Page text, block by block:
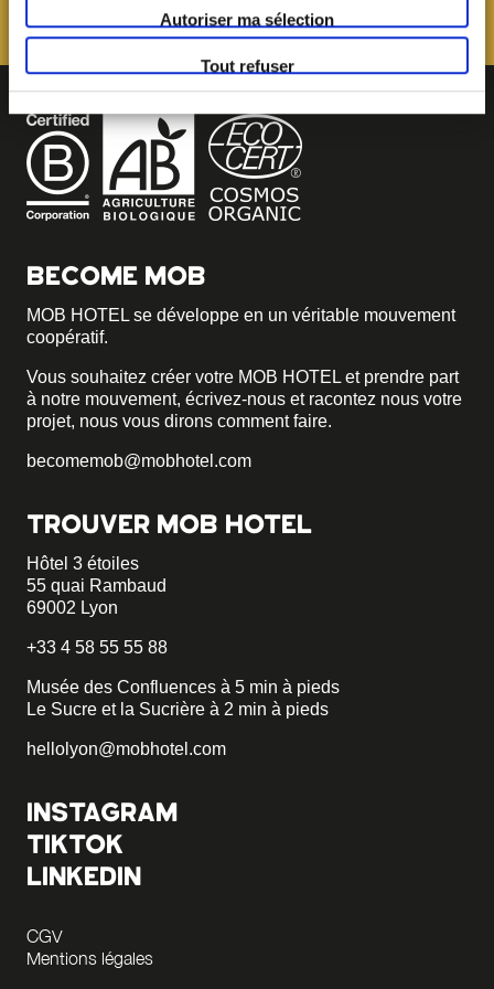
Autoriser ma sélection
Tout refuser
BECOME MOB
MOB HOTEL se développe en un véritable mouvement
coopératif.
Vous souhaitez créer votre MOB HOTEL et prendre part
à notre mouvement, écrivez-nous et racontez nous votre
projet, nous vous dirons comment faire.
becomemob@mobhotel.com
TROUVER MOB HOTEL
Hôtel 3 étoiles
55 quai Rambaud
69002 Lyon
+33 4 58 55 55 88
Musée des Confluences à 5 min à pieds
Le Sucre et la Sucrière à 2 min à pieds
hellolyon@mobhotel.com
INSTAGRAM
TIKTOK
LINKEDIN
CGV
Mentions légales